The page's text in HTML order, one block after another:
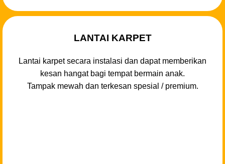
LANTAI KARPET
Lantai karpet secara instalasi dan dapat memberikan
kesan hangat bagi tempat bermain anak.
Tampak mewah dan terkesan spesial / premium.